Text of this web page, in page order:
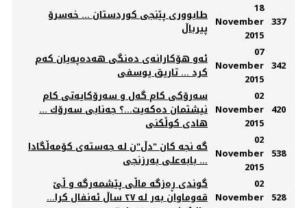
طابووری پێنجی كوردستان ... خه‌سرۆ
پیرباڵ
18
November
2015
337
ئەو هۆکارانەی دەنگی هەدەپەیان کەم
کرد ... تاریق یوسفی
07
November
2015
342
سه‌رۆكی كام گه‌ل و سه‌رۆكایه‌تی كام
نیشتمان ده‌كه‌یت...؟ جه‌نابی سه‌رۆك ...
هادی كوڵكنی
02
November
2015
420
گه‌ نجه‌ كان "دڵ"ن له‌ جه‌سته‌ی كۆمه‌ڵگادا
... بابه‌علی به‌رزنجی
02
November
2015
538
گوندی ڕه‌زگه‌ ماڵی پێشمه‌رگه‌ و ڵێ
قه‌وماوان به‌ر له‌ ٢٧ ساڵ ئه‌نفال کرا...
02
November 528